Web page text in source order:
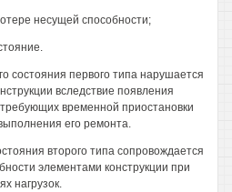
несущей способности;
состояния первого типа нарушается
вследствие появления
временной приостановки
его ремонта.
второго типа сопровождается
элементами конструкции при
нагрузок.